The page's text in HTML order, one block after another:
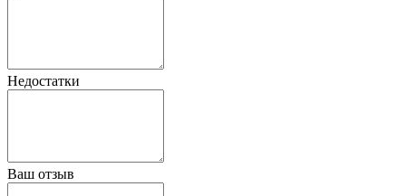
Недостатки
Ваш отзыв